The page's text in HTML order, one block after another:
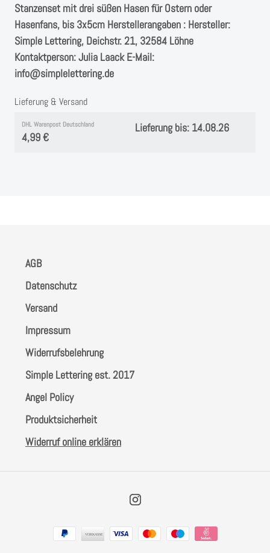
Instagram
Kranzliebe
Stanzenset mit drei süßen Hasen für Ostern oder
Hasenfans, bis 3x5cm Herstellerangaben : Hersteller:
Simple Lettering, Deichstr. 21, 32584 Löhne
Kontaktperson: Julia Laack E-Mail:
info@simplelettering.de
Lieferung & Versand
DHL Warenpost Deutschland
4,99 €
Lieferung bis: 14.08.26
AGB
Datenschutz
Versand
Impressum
Widerrufsbelehrung
Simple Lettering est. 2017
Angel Policy
Produktsicherheit
Widerruf online erklären
Zahlungsarten